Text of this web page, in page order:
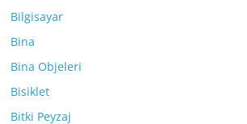
Bilgisayar
Bina
Bina Objeleri
Bisiklet
Bitki Peyzaj